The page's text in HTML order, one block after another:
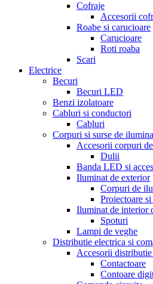
Cofraje
Accesorii
Roabe si carucioare
Carucioare
Roti roaba
Scari
Electrice
Becuri
Becuri LED
Benzi izolatoare
Cabluri si conductori
Cabluri
Corpuri si surse de
Accesorii corpuri
Dulii
Banda LED si
Iluminat de exterior
Corpuri de
Proiectoare
Iluminat de interior
Spoturi
Lampi de veghe
Distributie electrica si
Accesorii distributie
Contactoare
Contoare